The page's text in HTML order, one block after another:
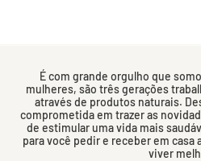
É com grande orgulho que
mulheres, são três gerações
através de produtos naturais.
comprometida em trazer as
de estimular uma vida mais
para você pedir e receber em casa
viver